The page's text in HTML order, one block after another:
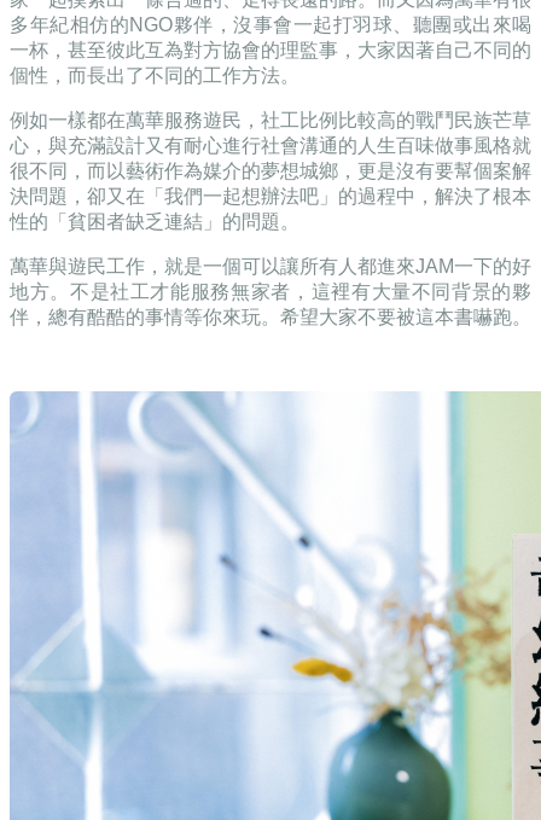
多年紀相仿的NGO夥伴，沒事會一起打羽球、聽團或出來喝
一杯，甚至彼此互為對方協會的理監事，大家因著自己不同的
個性，而長出了不同的工作方法。
例如一樣都在萬華服務遊民，社工比例比較高的戰鬥民族芒草
心，與充滿設計又有耐心進行社會溝通的人生百味做事風格就
很不同，而以藝術作為媒介的夢想城鄉，更是沒有要幫個案解
決問題，卻又在「我們一起想辦法吧」的過程中，解決了根本
性的「貧困者缺乏連結」的問題。
萬華與遊民工作，就是一個可以讓所有人都進來JAM一下的好
地方。不是社工才能服務無家者，這裡有大量不同背景的夥
伴，總有酷酷的事情等你來玩。 希望大家不要被這本書嚇跑。